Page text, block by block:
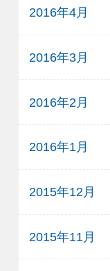
2016年4月
2016年3月
2016年2月
2016年1月
2015年12月
2015年11月